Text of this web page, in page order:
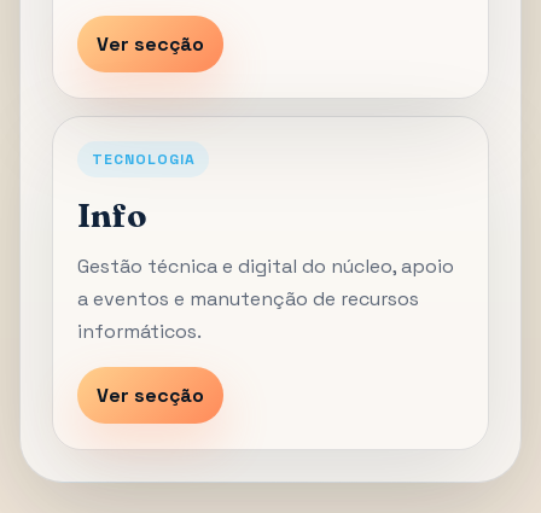
Ver secção
TECNOLOGIA
Info
Gestão técnica e digital do núcleo, apoio
a eventos e manutenção de recursos
informáticos.
Ver secção